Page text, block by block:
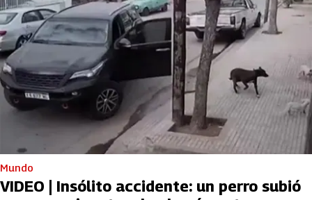
Mundo
VIDEO | Insólito accidente: un perro subió